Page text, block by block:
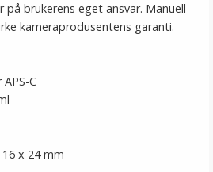
på brukerens eget ansvar. Manuell
kameraprodusentens garanti.
C
16 x 24 mm